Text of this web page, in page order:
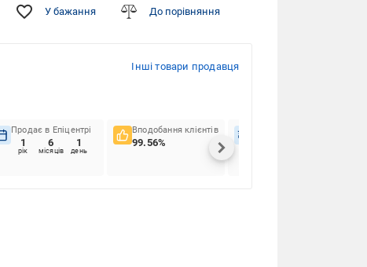
У бажання До порівняння
Інші товари продавця
Продає в Епіцентрі
1
рік
6
місяців
1
день
Вподобання клієнтів
99.56%